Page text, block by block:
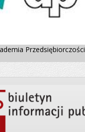
Przedsiębiorczości